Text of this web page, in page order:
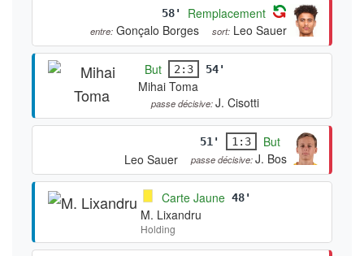
58' Remplacement
entre: Gonçalo Borges sort: Leo Sauer
But 2:3 54'
Mihai Toma
passe décisive:J. Cisotti
51' 1:3
But
Leo Sauer
passe décisive:J. Bos
Carte Jaune 48'
M. Lixandru
Holding